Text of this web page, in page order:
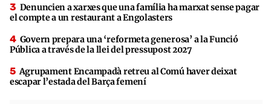
Denuncien a xarxes que una família ha marxat sense pagar
el compte a un restaurant a Engolasters
Govern prepara una ‘reformeta generosa’ a la Funció
Pública a través de la llei del pressupost 2027
Agrupament Encampadà retreu al Comú haver deixat
escapar l’estada del Barça femení